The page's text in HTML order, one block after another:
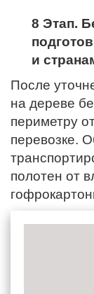
8 Этап.
и
После
на дереве
периметру
перевозке.
полотен от